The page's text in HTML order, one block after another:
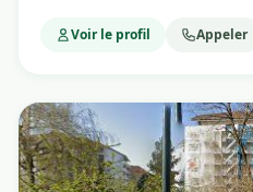
Voir le profil Appeler